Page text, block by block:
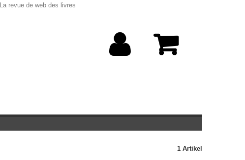
La revue de web des livres
1 Artikel